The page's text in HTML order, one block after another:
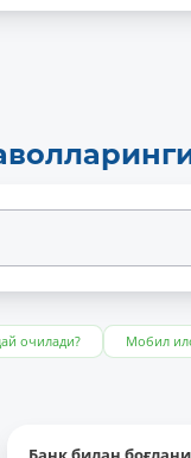
очилади? Мобил